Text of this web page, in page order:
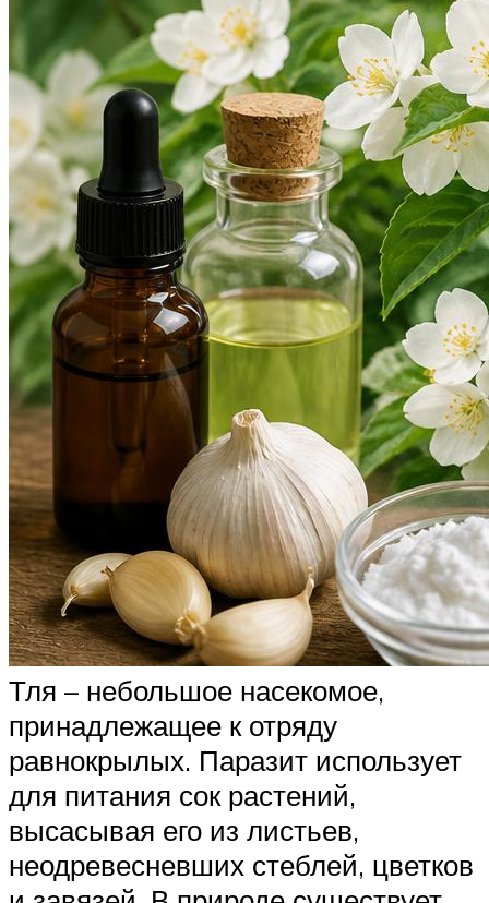
Тля – небольшое насекомое,
принадлежащее к отряду
равнокрылых. Паразит использует
для питания сок растений,
высасывая его из листьев,
неодревесневших стеблей, цветков